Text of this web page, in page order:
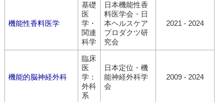
機能性香料医学
基礎
医
学・
関連
科学
日本機能性香
料医学会・日
本ヘルスケア
プロダクツ研
究会
2021 - 2024
機能的脳神経外科
臨床
医
学：
外科
系
日本定位・機
能神経外科学
会
2009 - 2024